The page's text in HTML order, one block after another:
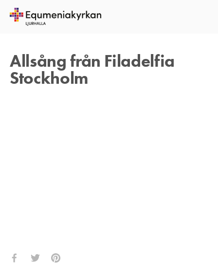
Allsång från Filadelfia
Stockholm
26 MAJ 2021